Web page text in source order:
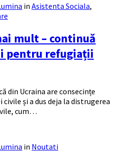
in Asistenta Sociala,
mult – continuă
pentru refugiații
din Ucraina are consecințe
și a dus deja la distrugerea
cum…
in Noutati